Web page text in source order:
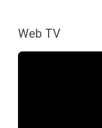
Web TV